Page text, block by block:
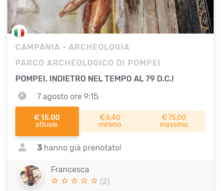
CAMPANIA • ARCHEOLOGIA
PARCO ARCHEOLOGICO DI POMPEI
POMPEI, INDIETRO NEL TEMPO AL 79 D.C.!
7 agosto ore 9:15
€ 15,00
attuale
€ 6,40
minimo
€ 75,00
massimo
3 hanno già prenotato!
Francesca
(2)